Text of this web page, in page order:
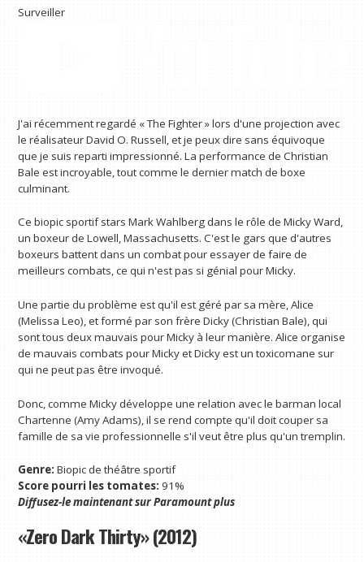
Surveiller
J'ai récemment regardé « The Fighter » lors d'une projection avec
le réalisateur David O. Russell, et je peux dire sans équivoque
que je suis reparti impressionné. La performance de Christian
Bale est incroyable, tout comme le dernier match de boxe
culminant.
Ce biopic sportif stars Mark Wahlberg dans le rôle de Micky Ward,
un boxeur de Lowell, Massachusetts. C'est le gars que d'autres
boxeurs battent dans un combat pour essayer de faire de
meilleurs combats, ce qui n'est pas si génial pour Micky.
Une partie du problème est qu'il est géré par sa mère, Alice
(Melissa Leo), et formé par son frère Dicky (Christian Bale), qui
sont tous deux mauvais pour Micky à leur manière. Alice organise
de mauvais combats pour Micky et Dicky est un toxicomane sur
qui ne peut pas être invoqué.
Donc, comme Micky développe une relation avec le barman local
Chartenne (Amy Adams), il se rend compte qu'il doit couper sa
famille de sa vie professionnelle s'il veut être plus qu'un tremplin.
Genre:Biopic de théâtre sportif
Score pourri les tomates: 91%
Diffusez-le maintenant surParamount plus
«Zero Dark Thirty» (2012)